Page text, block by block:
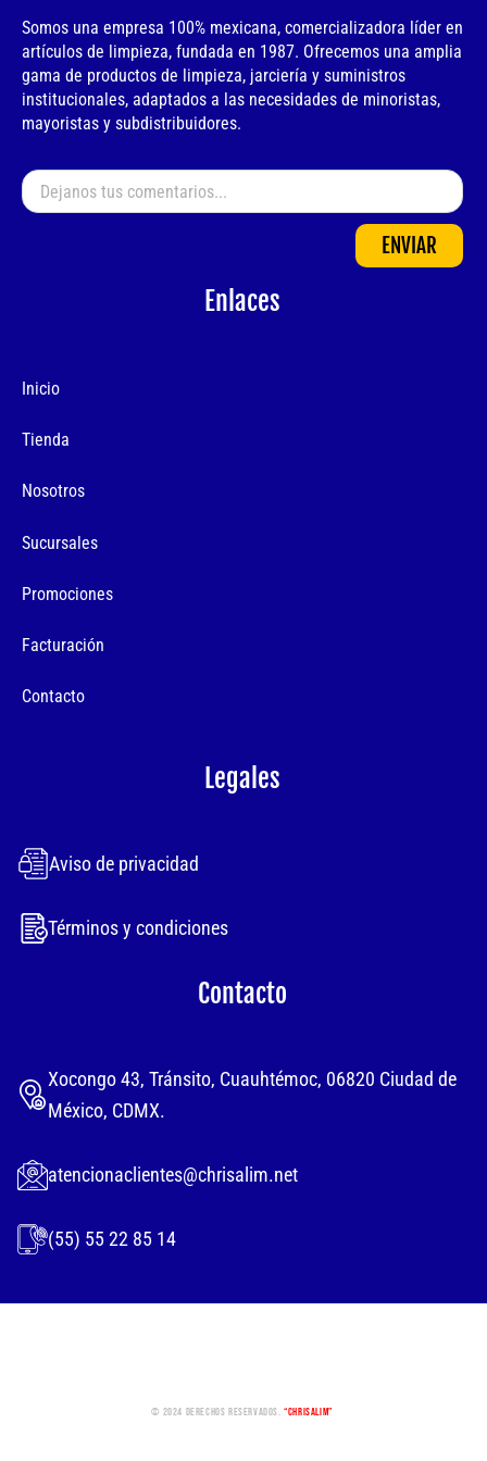
Somos una empresa 100% mexicana, comercializadora líder en
artículos de limpieza, fundada en 1987. Ofrecemos una amplia
gama de productos de limpieza, jarciería y suministros
institucionales, adaptados a las necesidades de minoristas,
mayoristas y subdistribuidores.
ENVIAR
Enlaces
Inicio
Tienda
Nosotros
Sucursales
Promociones
Facturación
Contacto
Legales
Aviso de privacidad
Términos y condiciones
Contacto
Xocongo 43, Tránsito, Cuauhtémoc, 06820 Ciudad de
México, CDMX.
atencionaclientes@chrisalim.net
(55) 55 22 85 14
© 2024 Derechos Reservados.“Chrisalim”